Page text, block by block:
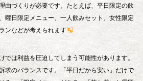
由づくりが必要です。たとえば、平日限定の飲
曜日限定メニュー、一人飲みセット、女性限定
ンなどが考えられます
では利益を圧迫してしまう可能性があります。
求のバランスです。「平日だから安い」だけで